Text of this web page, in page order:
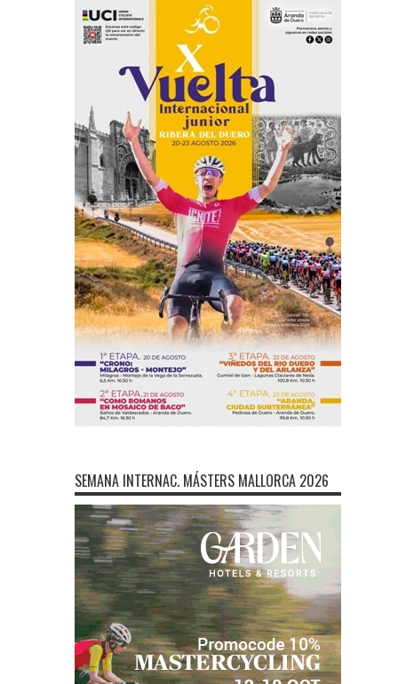
SEMANA INTERNAC. MÁSTERS MALLORCA 2026